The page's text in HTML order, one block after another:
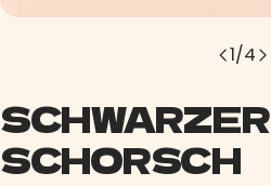
1/4
SCHWARZER
SCHORSCH